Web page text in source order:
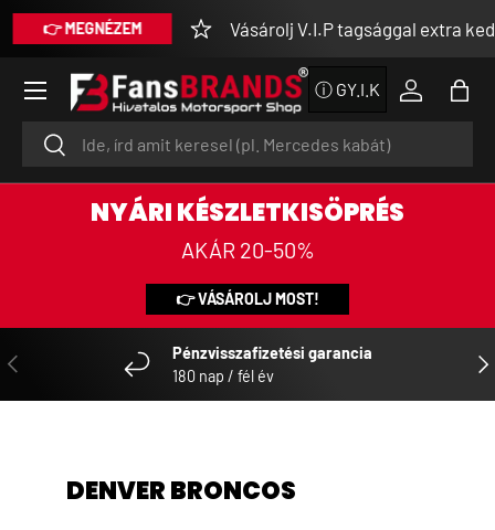
SKIP TO CONTENT
👉 MEGNÉZEM Vásárolj V.I.P tagsággal extra
SearchSearch
ⓘ GY.I.K
Log inBag
Menu
NYÁRI KÉSZLETKISÖPRÉS
AKÁR 20-50%
👉 VÁSÁROLJ MOST!
PREVIOUS
Pénzvisszafizetési garancia
180 nap / fél év
DENVER BRONCOS